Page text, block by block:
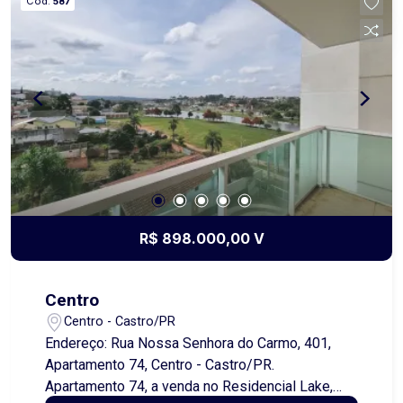
vaga de garagem, sendo nº 24. Conta ainda com
ÁREA DE LAZER contendo Sala de Jogos, amplo
Salão de Festas, espaço KIDS pra criançada e
espaço WI-FI. Você vai se encantar com o
EDIFÍCIO MONT SERRAT! Todo conforto, estilo e
qualidade, disponível para você com
exclusividade. SER FELIZ É MORAR AQUI!
R$ 898.000,00 V
Centro
Centro - Castro/PR
Endereço: Rua Nossa Senhora do Carmo, 401,
Apartamento 74, Centro - Castro/PR.
Apartamento 74, a venda no Residencial Lake,